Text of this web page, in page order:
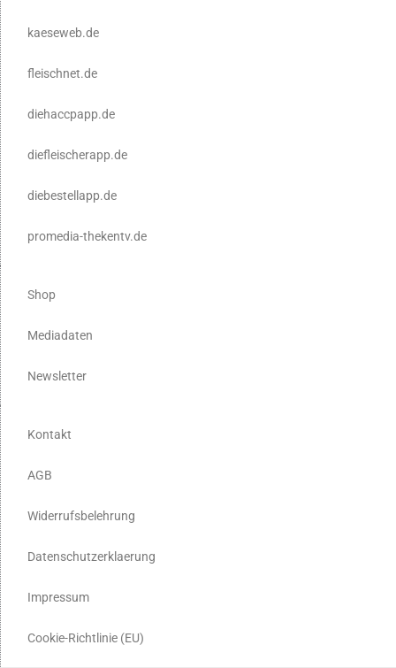
kaeseweb.de
fleischnet.de
diehaccpapp.de
diefleischerapp.de
diebestellapp.de
promedia-thekentv.de
Shop
Mediadaten
Newsletter
Kontakt
AGB
Widerrufsbelehrung
Datenschutzerklaerung
Impressum
Cookie-Richtlinie (EU)